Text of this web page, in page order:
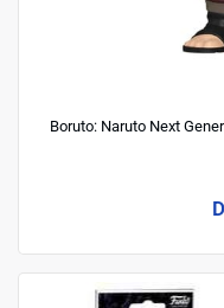
Boruto: Naruto Next